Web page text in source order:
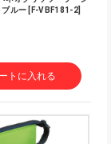
ブルー [F-VBF181-2]
トに入れる